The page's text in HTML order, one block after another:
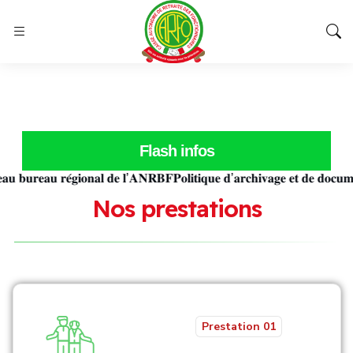
Flash infos
𝐫𝐞́𝐠𝐢𝐨𝐧𝐚𝐥 𝐝𝐞 𝐥’𝐀𝐍𝐑𝐁𝐅𝐏𝐨𝐥𝐢𝐭𝐢𝐪𝐮𝐞 𝐝’𝐚𝐫𝐜𝐡𝐢𝐯𝐚𝐠𝐞 𝐞𝐭 𝐝𝐞
Nos prestations
Prestation 01